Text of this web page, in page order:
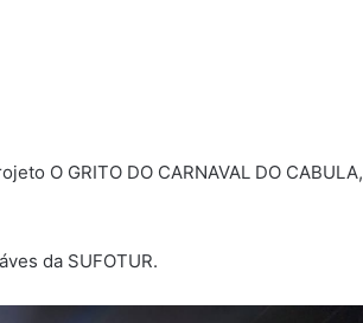
O GRITO DO CARNAVAL DO CABULA,
da SUFOTUR.